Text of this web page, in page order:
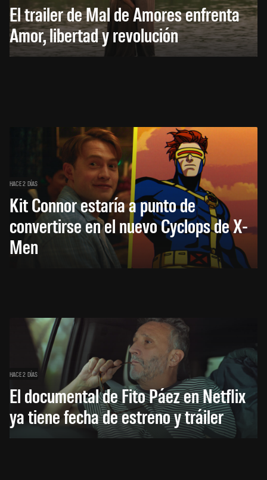
El trailer de Mal de Amores enfrenta
Amor, libertad y revolución
HACE 2 DÍAS
Kit Connor estaría a punto de
convertirse en el nuevo Cyclops de X-
Men
HACE 2 DÍAS
El documental de Fito Páez en Netflix
ya tiene fecha de estreno y tráiler